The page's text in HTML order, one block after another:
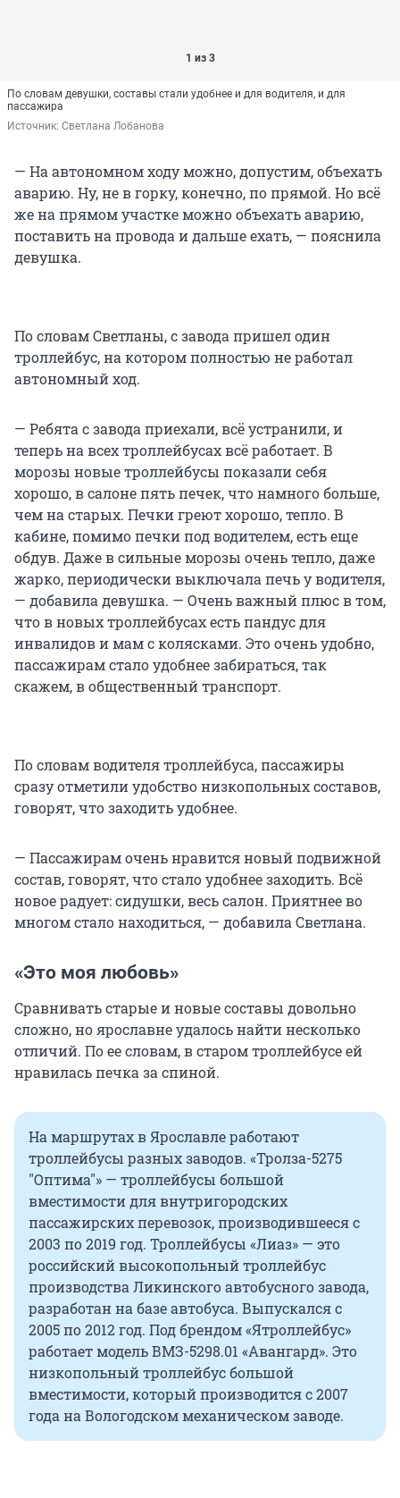
1 из 3
По словам девушки, составы стали удобнее и для водителя, и для
пассажира
Источник: Светлана Лобанова
— На автономном ходу можно, допустим, объехать
аварию. Ну, не в горку, конечно, по прямой. Но всё
же на прямом участке можно объехать аварию,
поставить на провода и дальше ехать, — пояснила
девушка.
По словам Светланы, с завода пришел один
троллейбус, на котором полностью не работал
автономный ход.
— Ребята с завода приехали, всё устранили, и
теперь на всех троллейбусах всё работает. В
морозы новые троллейбусы показали себя
хорошо, в салоне пять печек, что намного больше,
чем на старых. Печки греют хорошо, тепло. В
кабине, помимо печки под водителем, есть еще
обдув. Даже в сильные морозы очень тепло, даже
жарко, периодически выключала печь у водителя,
— добавила девушка. — Очень важный плюс в том,
что в новых троллейбусах есть пандус для
инвалидов и мам с колясками. Это очень удобно,
пассажирам стало удобнее забираться, так
скажем, в общественный транспорт.
По словам водителя троллейбуса, пассажиры
сразу отметили удобство низкопольных составов,
говорят, что заходить удобнее.
— Пассажирам очень нравится новый подвижной
состав, говорят, что стало удобнее заходить. Всё
новое радует: сидушки, весь салон. Приятнее во
многом стало находиться, — добавила Светлана.
«Это моя любовь»
Сравнивать старые и новые составы довольно
сложно, но ярославне удалось найти несколько
отличий. По ее словам, в старом троллейбусе ей
нравилась печка за спиной.
На маршрутах в Ярославле работают
троллейбусы разных заводов. «Тролза-5275
"Оптима"» — троллейбусы большой
вместимости для внутригородских
пассажирских перевозок, производившееся с
2003 по 2019 год. Троллейбусы «Лиаз» — это
российский высокопольный троллейбус
производства Ликинского автобусного завода,
разработан на базе автобуса. Выпускался с
2005 по 2012 год. Под брендом «Ятроллейбус»
работает модель ВМЗ-5298.01 «Авангард». Это
низкопольный троллейбус большой
вместимости, который производится с 2007
года на Вологодском механическом заводе.